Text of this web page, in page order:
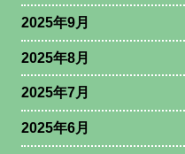
2025年9月
2025年8月
2025年7月
2025年6月